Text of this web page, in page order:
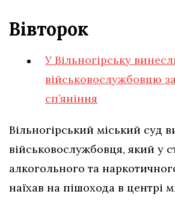
Вівторок
У Вільногірську
військовослужбовцю
сп’яніння
Вільногірський міський суд
військовослужбовця, який у
алкогольного та
наїхав на пішохода в центрі